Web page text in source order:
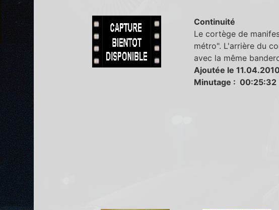
Continuité
Le cortège de
métro". L'arrière du
avec la même
Ajoutée le
Minutage : 00:25:32